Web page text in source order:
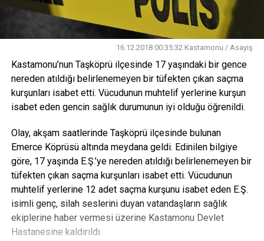
16.12.2018 00:35:32 Kastamonu / Asayiş
Kastamonu’nun Taşköprü ilçesinde 17 yaşındaki bir gence
nereden atıldığı belirlenemeyen bir tüfekten çıkan saçma
kurşunları isabet etti. Vücudunun muhtelif yerlerine kurşun
isabet eden gencin sağlık durumunun iyi olduğu öğrenildi.
Olay, akşam saatlerinde Taşköprü ilçesinde bulunan
Emerce Köprüsü altında meydana geldi. Edinilen bilgiye
göre, 17 yaşında E.Ş.’ye nereden atıldığı belirlenemeyen bir
tüfekten çıkan saçma kurşunları isabet etti. Vücudunun
muhtelif yerlerine 12 adet saçma kurşunu isabet eden E.Ş.
isimli genç, silah seslerini duyan vatandaşların sağlık
ekiplerine haber vermesi üzerine Kastamonu Devlet
Hastanesine kaldırıldı.